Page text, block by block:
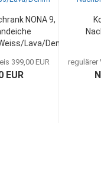
NONA 9,
Lava/Denim...
399,00 EUR
EUR
regulärer